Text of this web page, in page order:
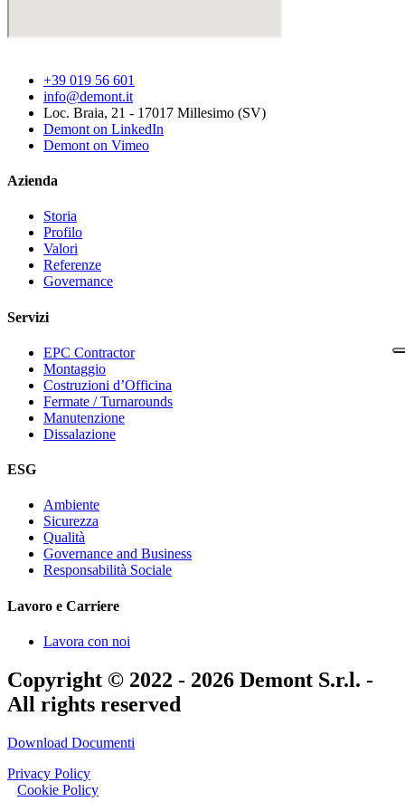
+39 019 56 601
info@demont.it
Loc. Braia, 21 - 17017 Millesimo (SV)
Demont on LinkedIn
Demont on Vimeo
Azienda
Storia
Profilo
Valori
Referenze
Governance
Servizi
EPC Contractor
Montaggio
Costruzioni d’Officina
Fermate / Turnarounds
Manutenzione
Dissalazione
ESG
Ambiente
Sicurezza
Qualità
Governance and Business
Responsabilità Sociale
Lavoro e Carriere
Lavora con noi
Copyright © 2022 - 2026 Demont S.r.l. -
All rights reserved
Download Documenti
Privacy Policy
Cookie Policy